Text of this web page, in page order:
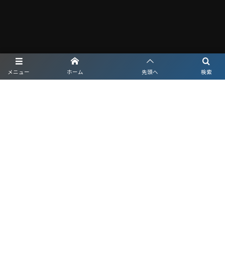
メニュー 検索
ホーム 先頭へ